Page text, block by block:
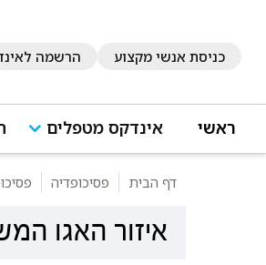
כניסת אנשי מקצוע הרשמה
ראשי אינדקס מטפלים
דף הבית פסיכופדיה
איזור האגו